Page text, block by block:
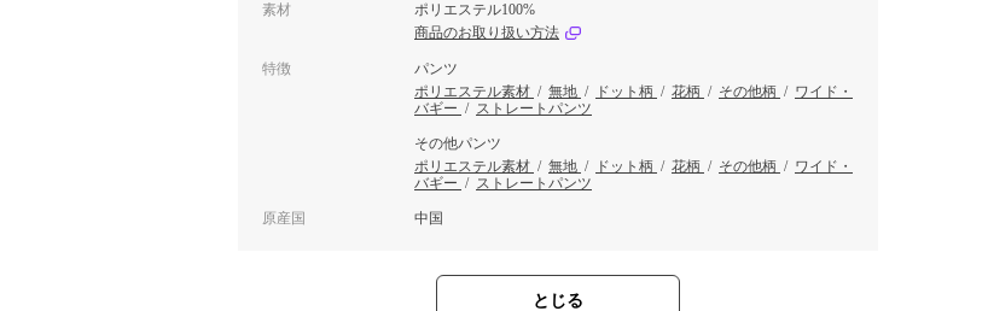
素材
ポリエステル100%
商品のお取り扱い方法
特徴
パンツ
ポリエステル素材 / 無地 / ドット柄 / 花柄 / その他柄 / ワイド・
バギー / ストレートパンツ
その他パンツ
ポリエステル素材 / 無地 / ドット柄 / 花柄 / その他柄 / ワイド・
バギー / ストレートパンツ
原産国 中国
とじる